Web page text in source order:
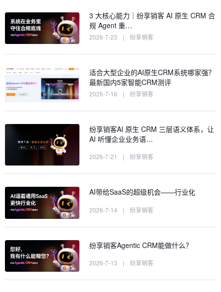
3 大核心能力｜纷享销客 AI 原生 CRM 合
规 Agent 重…
2026-7-23 | 纷享销客
适合大型企业的AI原生CRM系统哪家强？
最新国内5家智能CRM测评
2026-7-16 | 纷享销客
纷享销客AI 原生 CRM 三层语义体系，让
AI 听懂企业业务语…
2026-7-21 | 纷享销客
AI带给SaaS的超级机会——行业化
2026-7-14 | 纷享销客
纷享销客Agentic CRM能做什么？
2026-7-13 | 纷享销客